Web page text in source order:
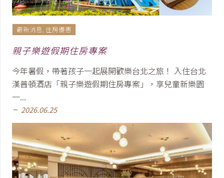
最新消息, 住房優惠
親子樂遊假期住房專案
今年暑假，帶著孩子一起展開歡樂台北之旅！ 入住台北
漢普頓酒店「親子樂遊假期住房專案」，享兒童新樂園
一...
remove 2026.06.25